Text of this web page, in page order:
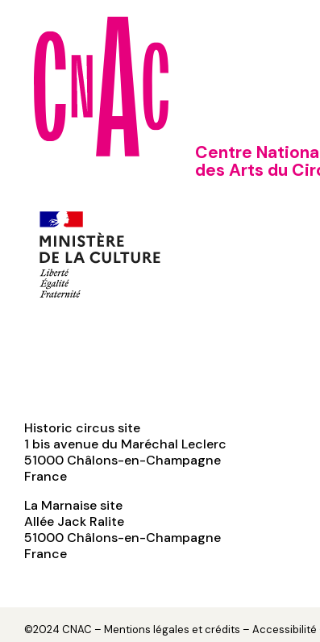
Centre
des Arts du
Historic circus site
1 bis avenue du Maréchal Leclerc
51000 Châlons-en-Champagne
France
La Marnaise site
Allée Jack Ralite
51000 Châlons-en-Champagne
France
©2024 CNAC – Mentions légales et crédits – Accessibilité